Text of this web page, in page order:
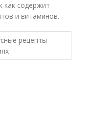
как содержит
и витаминов.